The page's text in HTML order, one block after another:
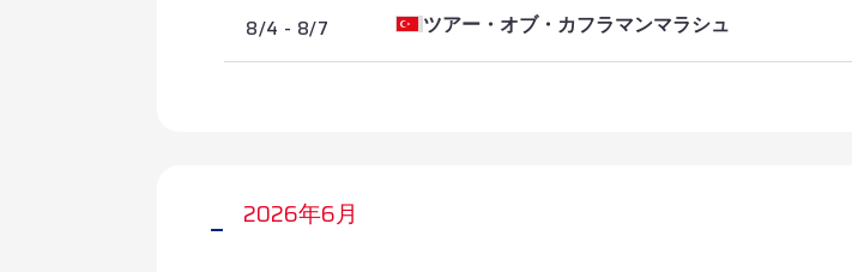
8/4 - 8/7 ツアー・オブ・カフラマンマラシュ
2026/8/5
2026年6月